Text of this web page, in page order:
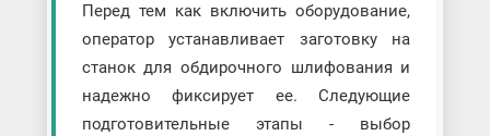
Перед тем как включить оборудование,
оператор устанавливает заготовку на
станок для обдирочного шлифования и
надежно фиксирует ее. Следующие
подготовительные этапы - выбор